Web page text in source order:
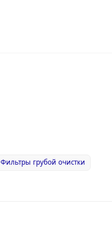
Фильтры грубой очистки